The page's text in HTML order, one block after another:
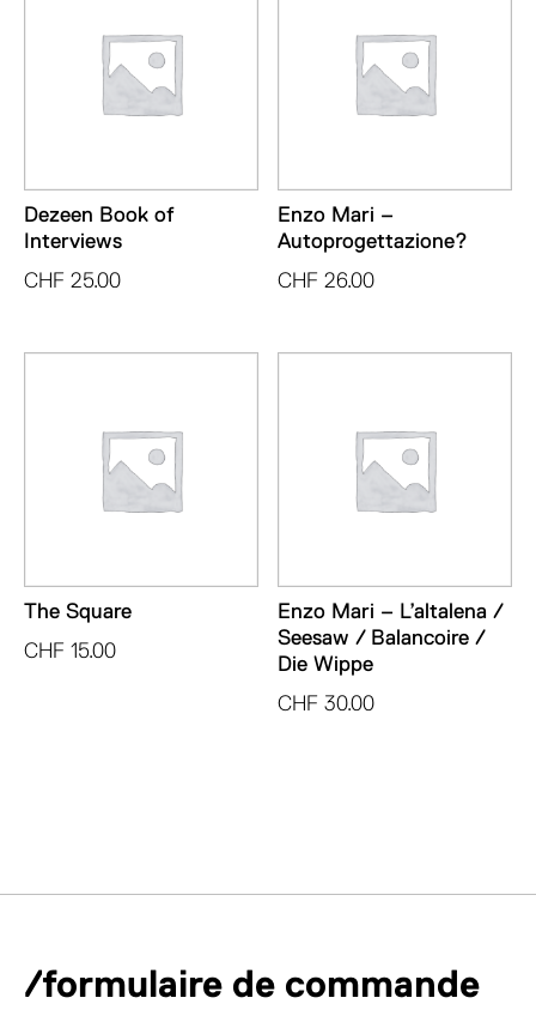
Dezeen Book of
Interviews
CHF 25.00
Enzo Mari –
Autoprogettazione?
CHF 26.00
The Square
CHF 15.00
Enzo Mari – L’altalena /
Seesaw / Balancoire /
Die Wippe
CHF 30.00
/formulaire de commande